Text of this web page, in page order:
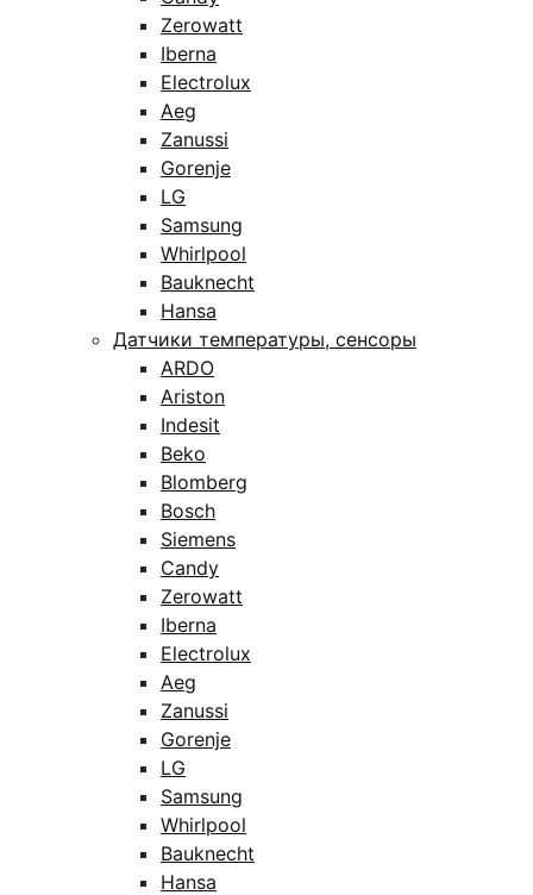
Zerowatt
Iberna
Electrolux
Aeg
Zanussi
Gorenje
LG
Samsung
Whirlpool
Bauknecht
Hansa
Датчики температуры, сенсоры
ARDO
Ariston
Indesit
Beko
Blomberg
Bosch
Siemens
Candy
Zerowatt
Iberna
Electrolux
Aeg
Zanussi
Gorenje
LG
Samsung
Whirlpool
Bauknecht
Hansa